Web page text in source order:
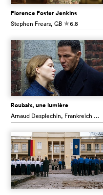
Florence Foster Jenkins
Stephen Frears, GB c6.8
Roubaix, une lumière
Arnaud Desplechin, Frankreich